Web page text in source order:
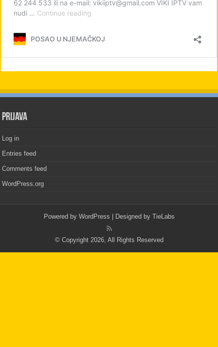
PRIJAVA
Log in
Entries feed
Comments feed
WordPress.org
Powered by WordPress | Designed by TieLabs
© Copyright 2026, All Rights Reserved